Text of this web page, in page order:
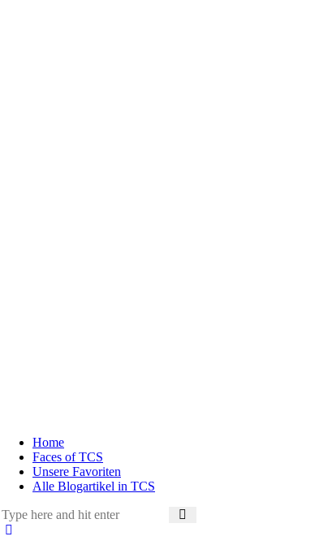
Home
Faces of TCS
Unsere Favoriten
Alle Blogartikel in TCS